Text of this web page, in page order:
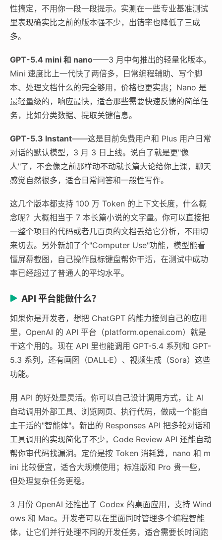
性搞定，不用你一段一段提示。实测在一些专业基准测试
里表现确实比之前的版本强不少，出错率也降低了三成
多。
GPT-5.4 mini 和 nano——3 月中旬推出的轻量化版本。
Mini 速度比上一代快了两倍多，日常编程辅助、写个脚
本、处理文档什么的完全够用，价格也更实惠；Nano 是
最轻量级的，响应最快，适合那些需要快速反馈的简单任
务，比如分类数据、提取关键信息。
GPT-5.3 Instant——这是目前免费用户和 Plus 用户日常
对话的默认模型，3 月 3 日上线。说白了就是更"像
人"了，不会像之前那样动不动就长篇大论给你上课，聊天
感觉自然很多，适合日常问答和一般性写作。
这几个版本都支持 100 万 Token 的上下文长度，什么概
念呢？大概相当于 7 本长篇小说的文字量。你可以直接把
一整个项目的代码或者几百页的文档丢给它分析，不用切
来切去。另外新加了个"Computer Use"功能，模型能看
懂屏幕截图，自己操作鼠标键盘帮你干活，在测试中成功
率已经超过了普通人的平均水平。
API 平台能做什么？
如果你是开发者，想把 ChatGPT 的能力接到自己的应用
里，OpenAI 的 API 平台（platform.openai.com）就是
干这个用的。现在 API 里也能调用 GPT-5.4 系列和 GPT-
5.3 系列，还有画图（DALL·E）、视频生成（Sora）这些
功能。
用 API 的好处是灵活。你可以自己设计调用方式，让 AI
自动调用外部工具、浏览网页、执行代码，做成一个能自
主干活的"智能体"。新出的 Responses API 把多轮对话和
工具调用的实现简化了不少，Code Review API 还能自动
帮你审代码找漏洞。定价是按 Token 消耗算，nano 和 m
ini 比较便宜，适合大规模使用；标准版和 Pro 贵一些，
但处理复杂任务更稳。
3 月份 OpenAI 还推出了 Codex 的桌面应用，支持 Wind
ows 和 Mac。开发者可以在里面同时管理多个编程智能
体，让它们并行处理不同的开发任务，适合需要长时间跑